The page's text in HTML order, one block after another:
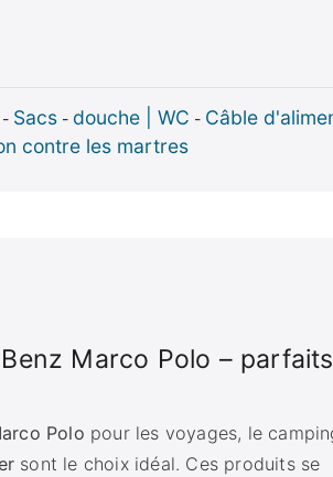
- Sacs - douche | WC - Câble
contre les martres
Marco Polo – parfaits
Polo pour les voyages, le
sont le choix idéal. Ces produits se